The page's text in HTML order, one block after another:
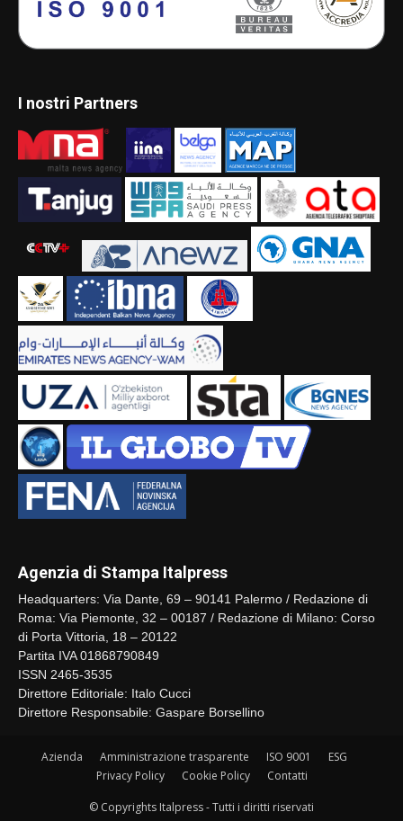
I nostri Partners
Agenzia di Stampa Italpress
Headquarters: Via Dante, 69 – 90141 Palermo / Redazione di
Roma: Via Piemonte, 32 – 00187 / Redazione di Milano: Corso
di Porta Vittoria, 18 – 20122
Partita IVA 01868790849
ISSN 2465-3535
Direttore Editoriale: Italo Cucci
Direttore Responsabile: Gaspare Borsellino
Azienda Amministrazione trasparente ISO 9001
ESG
Privacy Policy
Cookie Policy Contatti
© Copyrights Italpress - Tutti i diritti riservati